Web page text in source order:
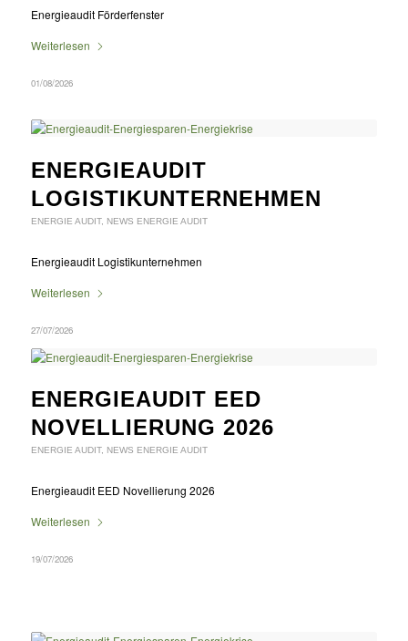
Energieaudit Förderfenster
Weiterlesen
01/08/2026
ENERGIEAUDIT
LOGISTIKUNTERNEHMEN
ENERGIE AUDIT, NEWS ENERGIE AUDIT
Energieaudit Logistikunternehmen
Weiterlesen
27/07/2026
ENERGIEAUDIT EED
NOVELLIERUNG 2026
ENERGIE AUDIT, NEWS ENERGIE AUDIT
Energieaudit EED Novellierung 2026
Weiterlesen
19/07/2026